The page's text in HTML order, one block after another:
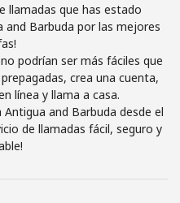
→
llamadas que has estado
and Barbuda por las mejores
podrían ser más fáciles que
crea una cuenta,
línea y llama a casa.
and Barbuda desde el
de llamadas fácil, seguro y